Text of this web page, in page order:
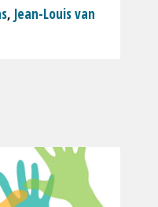
, Jean-Louis van